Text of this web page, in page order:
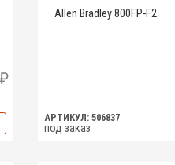
Allen Bradley 800FP-F2
АРТИКУЛ: 506837
под заказ